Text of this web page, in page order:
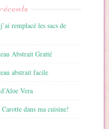
remplacé les sacs de
Abstrait Gratté
abstrait facile
Vera
dans ma cuisine!